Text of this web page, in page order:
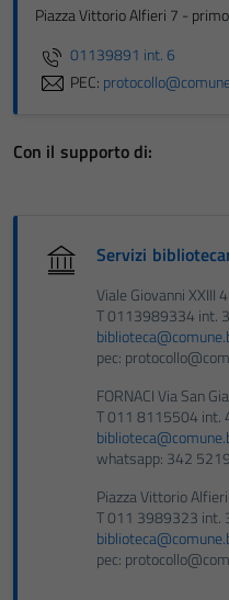
Piazza Vittorio Alfieri 7 -
01139891 int. 6
PEC:
Con il supporto di:
Servizi
Viale Giovanni XXIII 4
T 0113989334 int.
pec:
FORNACI Via San
T 011 8115504 int.
whatsapp: 342
Piazza Vittorio
T 011 3989323 int.
pec: